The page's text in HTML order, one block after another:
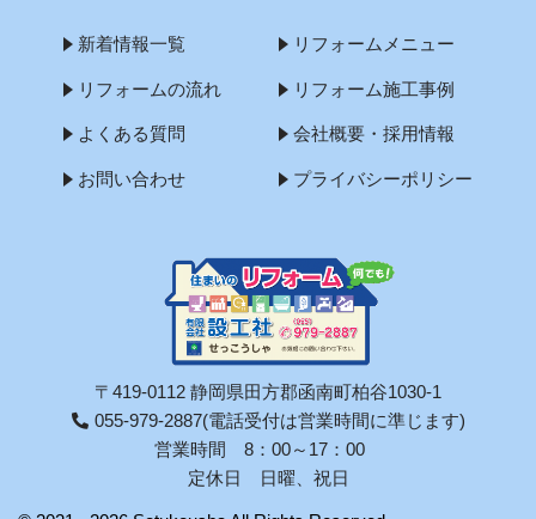
新着情報一覧 リフォームメニュー
リフォームの流れ リフォーム施工事例
よくある質問 会社概要・採用情報
お問い合わせ プライバシーポリシー
〒419-0112 静岡県田方郡函南町柏谷1030-1
055-979-2887(電話受付は営業時間に準じます)
営業時間 8：00～17：00
定休日 日曜、祝日